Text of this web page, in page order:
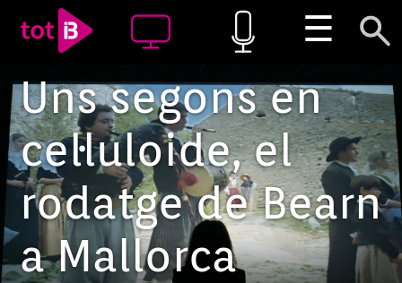
☰
Uns segons en
cel·luloide, el
rodatge de Bearn
a Mallorca